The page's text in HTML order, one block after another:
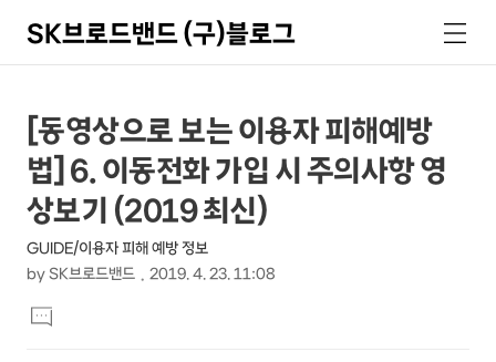
SK브로드밴드 (구)블로그
색
메
뉴
상
세
컨
텐
츠
본
문
제
목
[동영상으로 보는 이용자 피해예방
법] 6. 이동전화 가입 시 주의사항 영
상보기 (2019 최신)
GUIDE/이용자 피해 예방 정보
by SK브로드밴드 2019. 4. 23. 11:08
문
댓
글